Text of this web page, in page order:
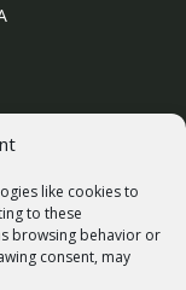
like cookies to
to these
browsing behavior or
consent, may